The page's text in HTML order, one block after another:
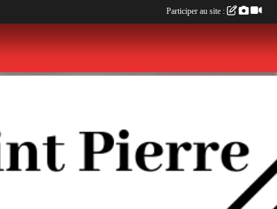
Participer au site :